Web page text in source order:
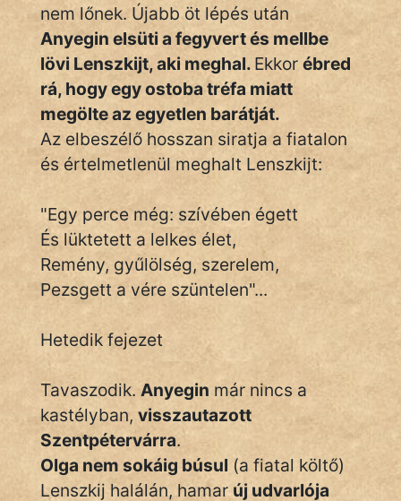
nem lőnek. Újabb öt lépés után
Anyegin elsüti a fegyvert és mellbe
lövi Lenszkijt, aki meghal. Ekkor ébred
rá, hogy egy ostoba tréfa miatt
megölte az egyetlen barátját.
Az elbeszélő hosszan siratja a fiatalon
és értelmetlenül meghalt Lenszkijt:
"Egy perce még: szívében égett
És lüktetett a lelkes élet,
Remény, gyűlölség, szerelem,
Pezsgett a vére szüntelen"...
Hetedik fejezet
Tavaszodik. Anyegin már nincs a
kastélyban, visszautazott
Szentpétervárra.
Olga nem sokáig búsul (a fiatal költő)
Lenszkij halálán, hamarúj udvarlója